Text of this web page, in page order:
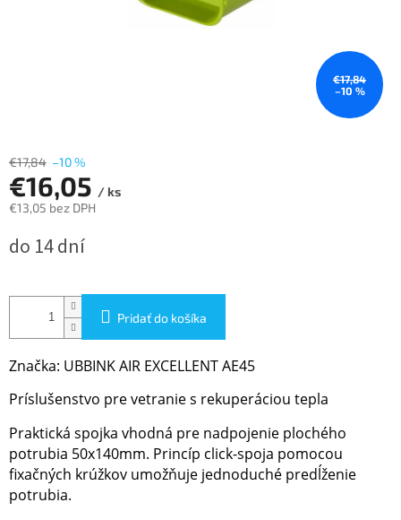
€17,84
–10 %
€17,84 –10 %
€16,05 / ks
€13,05 bez DPH
cena:
do 14 dní
Pridať do košíka
Značka: UBBINK AIR EXCELLENT AE45
Príslušenstvo pre vetranie s rekuperáciou tepla
Praktická spojka vhodná pre nadpojenie plochého
potrubia 50x140mm. Princíp click-spoja pomocou
fixačných krúžkov umožňuje jednoduché predĺženie
potrubia.